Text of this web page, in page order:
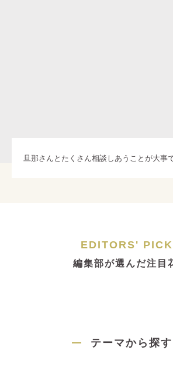
旦那さんとたくさん相談しあうことが大事で
EDITORS'
編集部が選んだ注目
テーマから探す